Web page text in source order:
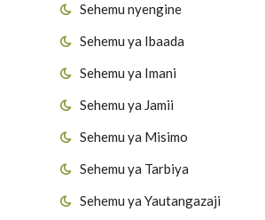
Sehemu nyengine
Sehemu ya Ibaada
Sehemu ya Imani
Sehemu ya Jamii
Sehemu ya Misimo
Sehemu ya Tarbiya
Sehemu ya Yautangazaji